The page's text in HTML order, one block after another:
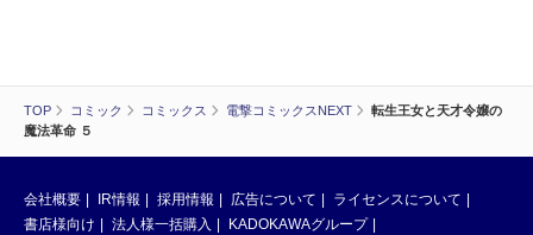
TOP コミック コミックス 電撃コミックスNEXT
転生王女と天才令嬢の
魔法革命 ５
会社概要 IR情報 採用情報 広告について
ライセンスについて
書店様向け
法人様一括購入
KADOKAWAグループ